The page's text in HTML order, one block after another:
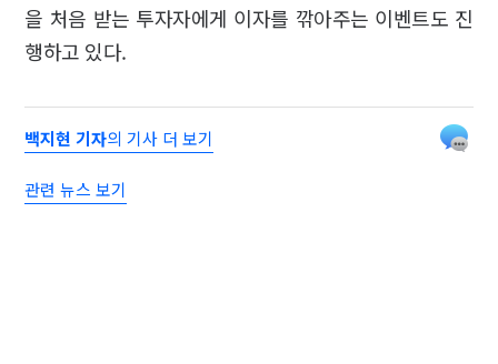
을 처음 받는 투자자에게 이자를 깎아주는 이벤트도 진
행하고 있다.
백지현 기자의 기사 더 보기
관련 뉴스 보기